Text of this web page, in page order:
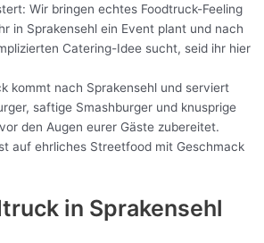
Wir bringen echtes Foodtruck-Feeling
in Sprakensehl ein Event plant und nach
Catering-Idee sucht, seid ihr hier
kommt nach Sprakensehl und serviert
saftige Smashburger und knusprige
den Augen eurer Gäste zubereitet.
auf ehrliches Streetfood mit Geschmack
in Sprakensehl